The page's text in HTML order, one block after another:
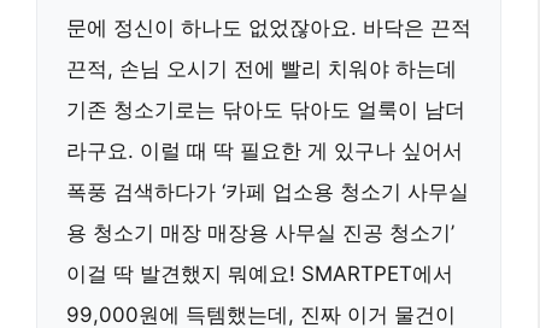
문에 정신이 하나도 없었잖아요. 바닥은 끈적
끈적, 손님 오시기 전에 빨리 치워야 하는데
기존 청소기로는 닦아도 닦아도 얼룩이 남더
라구요. 이럴 때 딱 필요한 게 있구나 싶어서
폭풍 검색하다가 ‘카페 업소용 청소기 사무실
용 청소기 매장 매장용 사무실 진공 청소기’
이걸 딱 발견했지 뭐예요! SMARTPET에서
99,000원에 득템했는데, 진짜 이거 물건이